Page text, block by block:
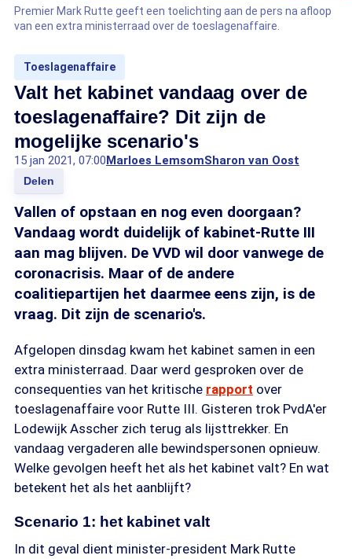
Premier Mark Rutte geeft een toelichting aan de pers na afloop
van een extra ministerraad over de toeslagenaffaire.
Toeslagenaffaire
Valt het kabinet vandaag over de
toeslagenaffaire? Dit zijn de
mogelijke scenario's
15 jan 2021, 07:00Marloes LemsomSharon van Oost
Delen
Vallen of opstaan en nog even doorgaan?
Vandaag wordt duidelijk of kabinet-Rutte III
aan mag blijven. De VVD wil door vanwege de
coronacrisis. Maar of de andere
coalitiepartijen het daarmee eens zijn, is de
vraag. Dit zijn de scenario's.
Afgelopen dinsdag kwam het kabinet samen in een
extra ministerraad. Daar werd gesproken over de
consequenties van het kritische rapport over
toeslagenaffaire voor Rutte III. Gisteren trok PvdA'er
Lodewijk Asscher zich terug als lijsttrekker. En
vandaag vergaderen alle bewindspersonen opnieuw.
Welke gevolgen heeft het als het kabinet valt? En wat
betekent het als het aanblijft?
Scenario 1: het kabinet valt
In dit geval dient minister-president Mark Rutte